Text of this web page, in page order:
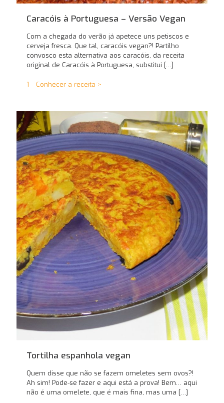
Caracóis à Portuguesa – Versão Vegan
Com a chegada do verão já apetece uns petiscos e
cerveja fresca. Que tal, caracóis vegan?! Partilho
convosco esta alternativa aos caracóis, da receita
original de Caracóis à Portuguesa, substitui […]
1 Conhecer a receita >
Tortilha espanhola vegan
Quem disse que não se fazem omeletes sem ovos?!
Ah sim! Pode-se fazer e aqui está a prova! Bem… aqui
não é uma omelete, que é mais fina, mas uma […]